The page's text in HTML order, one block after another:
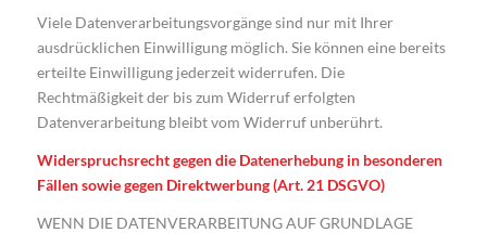
Viele Datenverarbeitungsvorgänge sind nur mit Ihrer
ausdrücklichen Einwilligung möglich. Sie können eine bereits
erteilte Einwilligung jederzeit widerrufen. Die
Rechtmäßigkeit der bis zum Widerruf erfolgten
Datenverarbeitung bleibt vom Widerruf unberührt.
Widerspruchsrecht gegen die Datenerhebung in besonderen
Fällen sowie gegen Direktwerbung (Art. 21 DSGVO)
WENN DIE DATENVERARBEITUNG AUF GRUNDLAGE